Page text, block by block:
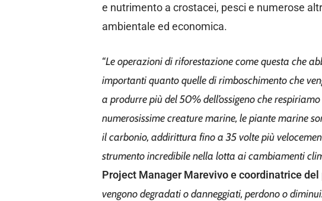
e nutrimento a crostacei, pesci e numerose
ambientale ed economica.
“Le operazioni di riforestazione come questa che
importanti quanto quelle di rimboschimento che
a produrre più del 50% dell’ossigeno che
numerosissime creature marine, le piante marine
il carbonio, addirittura fino a 35 volte più
strumento incredibile nella lotta ai cambiamenti
Project Manager Marevivo e coordinatrice del
vengono degradati o danneggiati, perdono o